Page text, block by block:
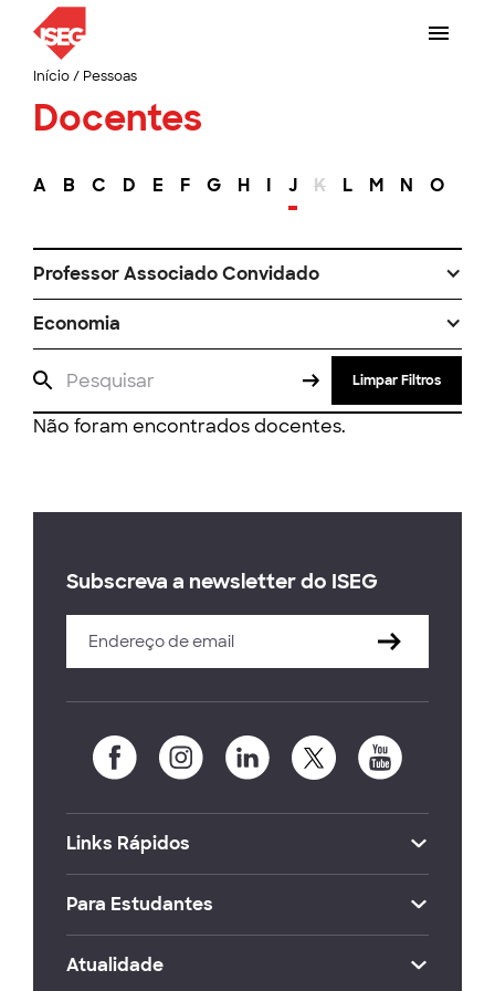
Início/ Pessoas
Docentes
A B C D E F G H I J K L M N O
Professor Associado Convidado
Economia
Limpar Filtros
Não foram encontrados docentes.
Subscreva a newsletter do ISEG
Links Rápidos
Para Estudantes
Atualidade